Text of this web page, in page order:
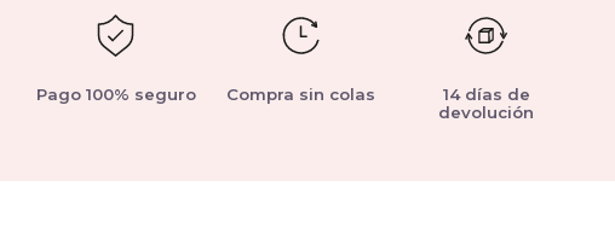
Pago 100% seguro Compra sin colas
14 días de
devolución